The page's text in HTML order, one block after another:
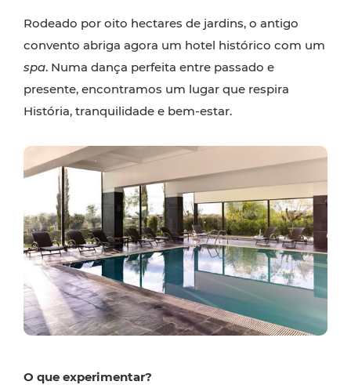
Rodeado por oito hectares de jardins, o antigo
convento abriga agora um hotel histórico com um
spa. Numa dança perfeita entre passado e
presente, encontramos um lugar que respira
História, tranquilidade e bem-estar.
O que experimentar?